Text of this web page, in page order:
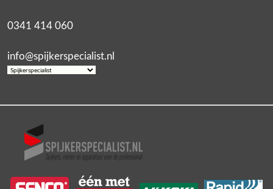
0341 414 060
info@spijkerspecialist.nl